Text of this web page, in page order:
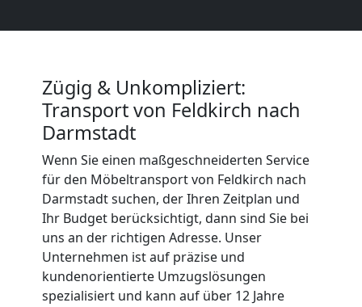
Zügig & Unkompliziert:
Transport von Feldkirch nach
Darmstadt
Wenn Sie einen maßgeschneiderten Service
für den Möbeltransport von Feldkirch nach
Darmstadt suchen, der Ihren Zeitplan und
Ihr Budget berücksichtigt, dann sind Sie bei
uns an der richtigen Adresse. Unser
Unternehmen ist auf präzise und
kundenorientierte Umzugslösungen
spezialisiert und kann auf über 12 Jahre
Feldkirch
Umzug
Feldkirch
Mann
LKW